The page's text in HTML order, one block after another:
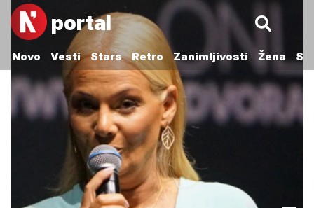
portal
Novo Vesti Stars Retro Zanimljivosti Žena